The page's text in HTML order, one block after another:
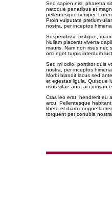
Sed sapien nisl, pharetra
natoque penatibus et
pellentesque semper.
Proin vulputate pretium
nostra, per inceptos
Suspendisse tristique,
Nullam placerat viverra
mauris. Nam non risus nec
orci eget turpis interdum
Sed mi odio, porttitor quis
nostra, per inceptos
Morbi blandit lacus sed
et egestas ligula. Quisque
risus vitae ante accumsan
Cras leo erat, hendrerit eu
arcu. Pellentesque
libero et diam congue
torquent per conubia